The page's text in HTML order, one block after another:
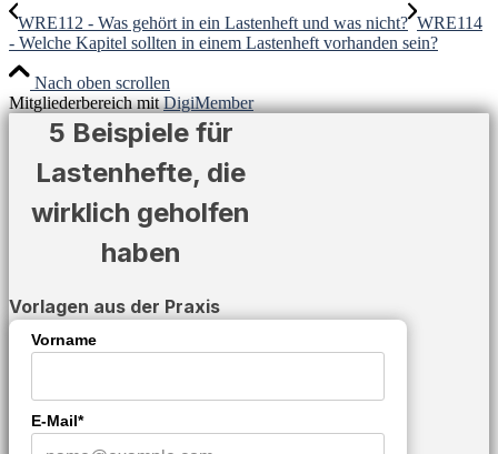
WRE112 - Was gehört in ein Lastenheft und was nicht? WRE114
- Welche Kapitel sollten in einem Lastenheft vorhanden sein?
Nach oben scrollen
Mitgliederbereich mitDigiMember
5 Beispiele für
Lastenhefte, die
wirklich geholfen
haben
Vorlagen aus der Praxis
Vorname
E-Mail*